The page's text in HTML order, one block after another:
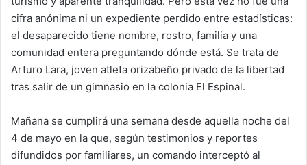
cifra anónima ni un expediente perdido entre estadísticas:
el desaparecido tiene nombre, rostro, familia y una
comunidad entera preguntando dónde está. Se trata de
Arturo Lara, joven atleta orizabeño privado de la libertad
tras salir de un gimnasio en la colonia El Espinal.
Mañana se cumplirá una semana desde aquella noche del
4 de mayo en la que, según testimonios y reportes
difundidos por familiares, un comando interceptó al